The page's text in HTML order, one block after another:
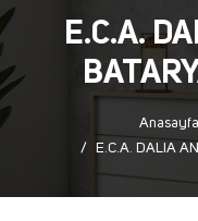
E.C.A.
Anasayfa
E.C.A. DALIA